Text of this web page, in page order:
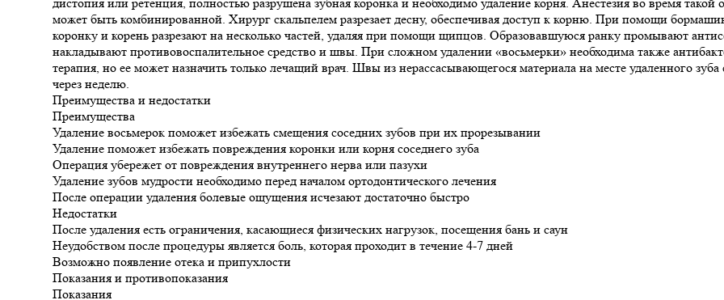
может быть комбинированной. Хирург скальпелем разрезает десну, обеспечивая доступ к корню. При помощи
коронку и корень разрезают на несколько частей, удаляя при помощи щипцов. Образовавшуюся ранку промывают
накладывают противовоспалительное средство и швы. При сложном удалении «восьмерки» необходима также
терапия, но ее может назначить только лечащий врач. Швы из нерассасывающегося материала на месте удаленного
через неделю.
Преимущества и недостатки
Преимущества
Удаление восьмерок поможет избежать смещения соседних зубов при их прорезывании
Удаление поможет избежать повреждения коронки или корня соседнего зуба
Операция убережет от повреждения внутреннего нерва или пазухи
Удаление зубов мудрости необходимо перед началом ортодонтического лечения
После операции удаления болевые ощущения исчезают достаточно быстро
Недостатки
После удаления есть ограничения, касающиеся физических нагрузок, посещения бань и саун
Неудобством после процедуры является боль, которая проходит в течение 4-7 дней
Возможно появление отека и припухлости
Показания и противопоказания
Показания